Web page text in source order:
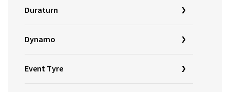
Duraturn
Dynamo
Event Tyre